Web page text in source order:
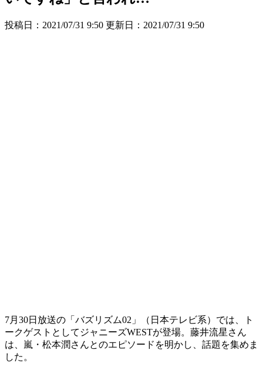
投稿日：2021/07/31 9:50 更新日： 2021/07/31 9:50
7月30日放送の「バズリズム02」（日本テレビ系）では、ト
ークゲストとしてジャニーズWESTが登場。藤井流星さん
は、嵐・松本潤さんとのエピソードを明かし、話題を集めま
した。